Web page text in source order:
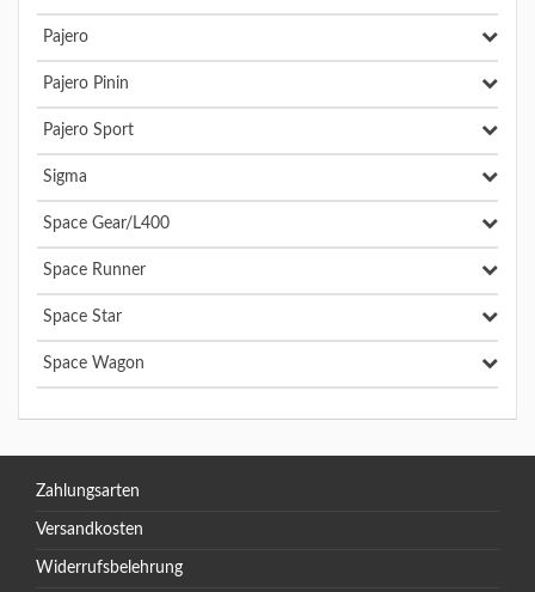
Pajero
Pajero Pinin
Pajero Sport
Sigma
Space Gear/L400
Space Runner
Space Star
Space Wagon
Zahlungsarten
Versandkosten
Widerrufsbelehrung